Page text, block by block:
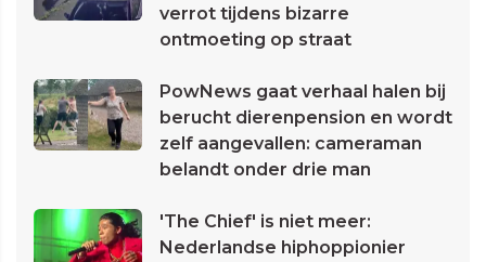
verrot tijdens bizarre
ontmoeting op straat
PowNews gaat verhaal halen bij
berucht dierenpension en wordt
zelf aangevallen: cameraman
belandt onder drie man
'The Chief' is niet meer:
Nederlandse hiphoppionier